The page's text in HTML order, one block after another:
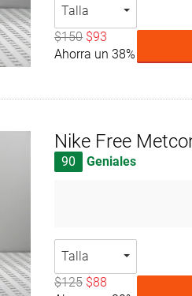
Talla
$150 $93
Ahorra un 38%
Nike Free
90 Geniales
Talla
$125 $88